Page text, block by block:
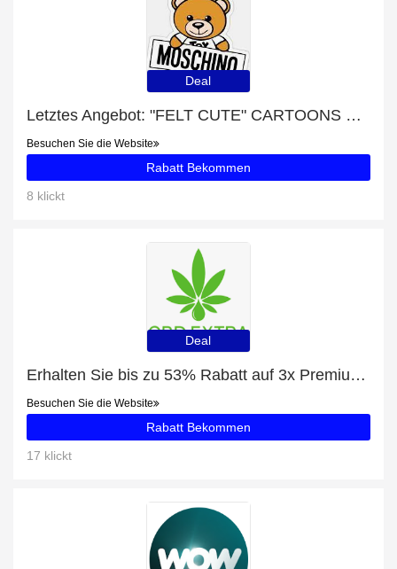
Deal
Letztes Angebot: "FELT CUTE" CARTOONS mit 18% Rabatt
Besuchen Sie die Website
Rabatt Bekommen
8 klickt
Deal
Erhalten Sie bis zu 53% Rabatt auf 3x Premium CBD Öl Gold 15%
Besuchen Sie die Website
Rabatt Bekommen
17 klickt